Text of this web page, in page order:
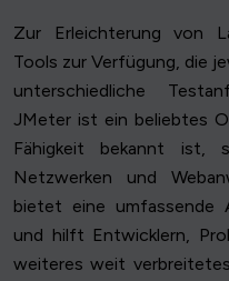
Zur Erleichterung von
Tools zur Verfügung, die
unterschiedliche
JMeter ist ein beliebtes
Fähigkeit bekannt ist,
Netzwerken und
bietet eine umfassende
und hilft Entwicklern,
weiteres weit